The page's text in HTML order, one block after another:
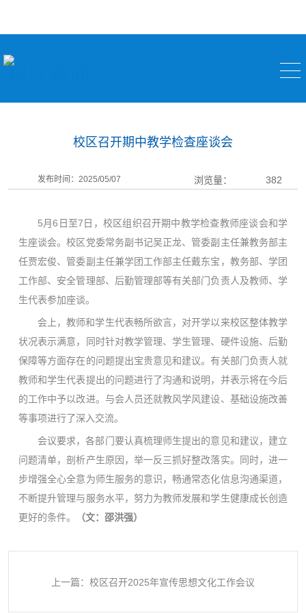
校区召开期中教学检查座谈会
发布时间：2025/05/07 浏览量： 382
5月6日至7日，校区组织召开期中教学检查教师座谈会和学
生座谈会。校区党委常务副书记吴正龙、管委副主任兼教务部主
任贾宏俊、管委副主任兼学团工作部主任戴东宝，教务部、学团
工作部、安全管理部、后勤管理部等有关部门负责人及教师、学
生代表参加座谈。
会上，教师和学生代表畅所欲言，对开学以来校区整体教学
状况表示满意，同时针对教学管理、学生管理、硬件设施、后勤
保障等方面存在的问题提出宝贵意见和建议。有关部门负责人就
教师和学生代表提出的问题进行了沟通和说明，并表示将在今后
的工作中予以改进。与会人员还就教风学风建设、基础设施改善
等事项进行了深入交流。
会议要求，各部门要认真梳理师生提出的意见和建议，建立
问题清单，剖析产生原因，举一反三抓好整改落实。同时，进一
步增强全心全意为师生服务的意识，畅通常态化信息沟通渠道，
不断提升管理与服务水平，努力为教师发展和学生健康成长创造
更好的条件。
（文：邵洪强）
上一篇：校区召开2025年宣传思想文化工作会议